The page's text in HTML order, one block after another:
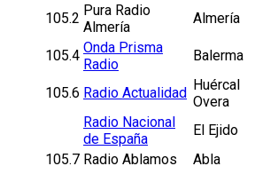
105.2 Pura Radio
Almería
Almería
105.4 Onda Prisma
Radio
Balerma
105.6 Radio Actualidad Huércal
Overa
Radio Nacional
de España
El Ejido
105.7 Radio Ablamos
Abla